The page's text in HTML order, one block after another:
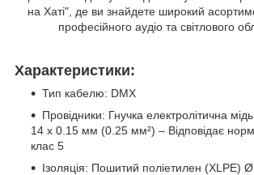
на Хаті", де ви знайдете широкий
професійного аудіо та світлового
Характеристики:
Тип кабелю: DMX
Провідники: Гнучка електролітична
14 x 0.15 мм (0.25 мм²) – Відповідає
клас 5
Ізоляція: Пошитий поліетилен (XLPE)